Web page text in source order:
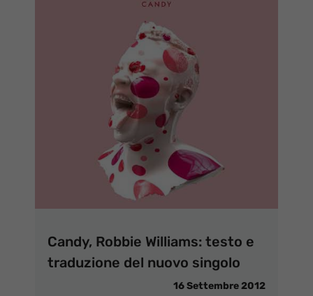
Candy, Robbie Williams: testo e
traduzione del nuovo singolo
16 Settembre 2012